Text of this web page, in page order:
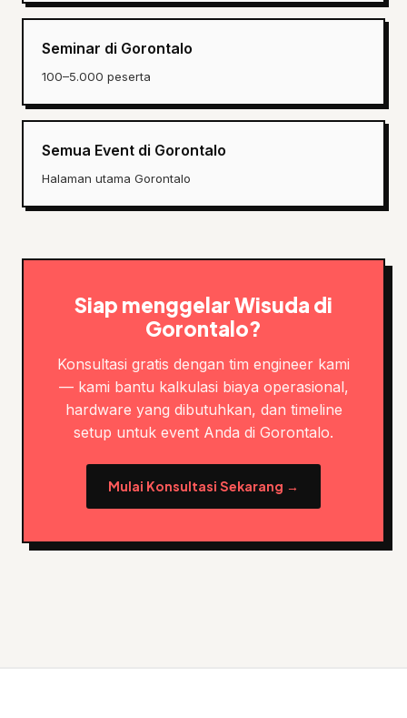
Seminar di Gorontalo
100–5.000 peserta
Semua Event di Gorontalo
Halaman utama Gorontalo
Siap menggelar Wisuda di
Gorontalo?
Konsultasi gratis dengan tim engineer kami
— kami bantu kalkulasi biaya operasional,
hardware yang dibutuhkan, dan timeline
setup untuk event Anda di Gorontalo.
Mulai Konsultasi Sekarang →